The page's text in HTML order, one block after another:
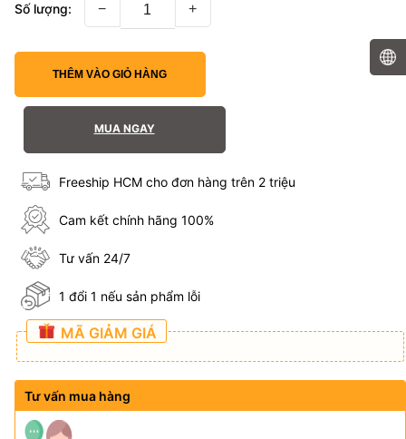
Số lượng: − +
THÊM VÀO GIỎ HÀNG
MUA NGAY
Freeship HCM cho đơn hàng trên 2 triệu
Cam kết chính hãng 100%
Tư vấn 24/7
1 đổi 1 nếu sản phẩm lỗi
MÃ GIẢM GIÁ
Tư vấn mua hàng